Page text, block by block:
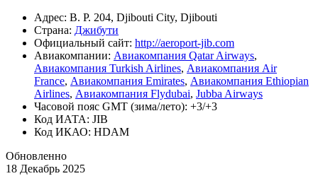
Адрес: B. P. 204, Djibouti City, Djibouti
Страна: Джибути
Официальный cайт: http://aeroport-jib.com
Авиакомпании: Авиакомпания Qatar Airways,
Авиакомпания Turkish Airlines, Авиакомпания Air
France, Авиакомпания Emirates, Авиакомпания Ethiopian
Airlines, Авиакомпания Flydubai, Jubba Airways
Часовой пояс GMT (зима/лето): +3/+3
Код ИАТА: JIB
Код ИКАО: HDAM
Обновленно
18 Декабрь 2025